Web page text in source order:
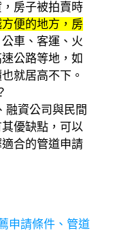
房子被拍賣時
便的地方，房
公車、客運、火
公路等地，如
就居高不下。
融資公司與民間
優缺點，可以
合的管道申請
申請條件、管道